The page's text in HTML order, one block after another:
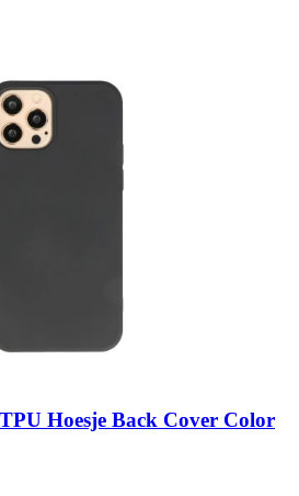
Hoesje Back Cover Color